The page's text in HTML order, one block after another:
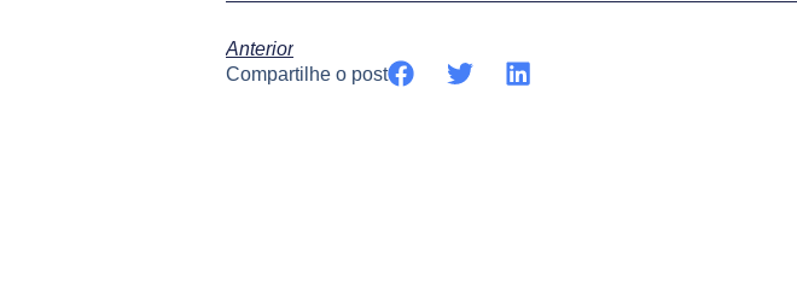
Anterior
Compartilhe o post